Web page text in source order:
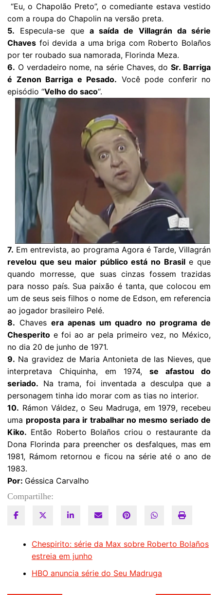
“Eu, o Chapolão Preto”, o comediante estava vestido
com a roupa do Chapolin na versão preta.
5. Especula-se que a saída de Villagrán da série
Chaves foi devida a uma briga com Roberto Bolaños
por ter roubado sua namorada, Florinda Meza.
6. O verdadeiro nome, na série Chaves, doSr. Barriga
é Zenon Barriga e Pesado. Você pode conferir no
episódio “Velho do saco“.
7. Em entrevista, ao programa Agora é Tarde, Villagrán
revelou que seu maior público está no Brasile que
quando morresse, que suas cinzas fossem trazidas
para nosso país. Sua paixão é tanta, que colocou em
um de seus seis filhos o nome de Edson, em referencia
ao jogador brasileiro Pelé.
8. Chaves era apenas um quadro no programa de
Chesperito e foi ao ar pela primeiro vez, no México,
no dia 20 de junho de 1971.
9. Na gravidez de Maria Antonieta de las Nieves, que
interpretava Chiquinha, em 1974, se afastou do
seriado. Na trama, foi inventada a desculpa que a
personagem tinha ido morar com as tias no interior.
10. Rámon Váldez, o Seu Madruga, em 1979, recebeu
uma proposta para ir trabalhar no mesmo seriado de
Kiko. Então Roberto Bolaños criou o restaurante da
Dona Florinda para preencher os desfalques, mas em
1981, Rámom retornou e ficou na série até o ano de
1983.
Por: Géssica Carvalho
Compartilhe:
Chespirito: série da Max sobre Roberto Bolaños
estreia em junho
HBO anuncia série do Seu Madruga